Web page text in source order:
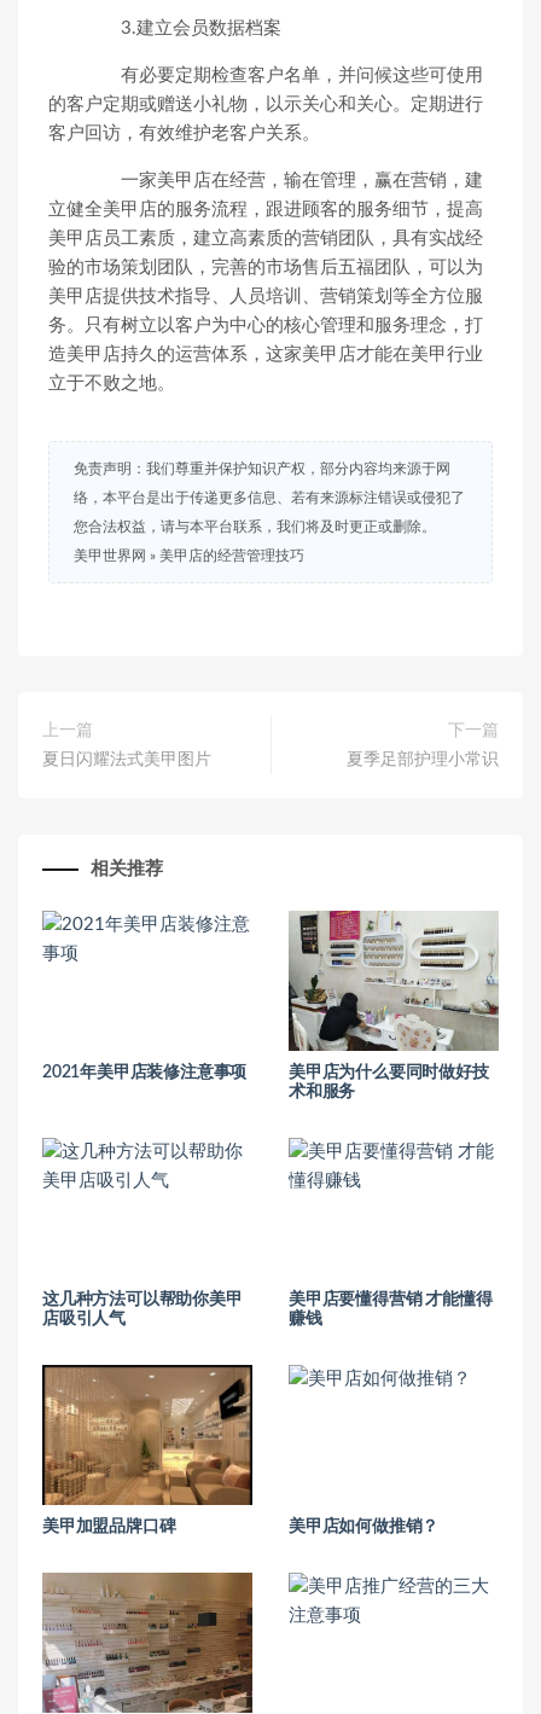
3.建立会员数据档案
有必要定期检查客户名单，并问候这些可使用
的客户定期或赠送小礼物，以示关心和关心。定期进行
客户回访，有效维护老客户关系。
一家美甲店在经营，输在管理，赢在营销，建
立健全美甲店的服务流程，跟进顾客的服务细节，提高
美甲店员工素质，建立高素质的营销团队，具有实战经
验的市场策划团队，完善的市场售后五福团队，可以为
美甲店提供技术指导、人员培训、营销策划等全方位服
务。只有树立以客户为中心的核心管理和服务理念，打
造美甲店持久的运营体系，这家美甲店才能在美甲行业
立于不败之地。
免责声明：我们尊重并保护知识产权，部分内容均来源于网
络，本平台是出于传递更多信息、若有来源标注错误或侵犯了
您合法权益，请与本平台联系，我们将及时更正或删除。
美甲世界网 » 美甲店的经营管理技巧
上一篇
夏日闪耀法式美甲图片
下一篇
夏季足部护理小常识
相关推荐
2021年美甲店装修注意事项
美甲店为什么要同时做好技
术和服务
这几种方法可以帮助你美甲
店吸引人气
美甲店要懂得营销 才能懂得
赚钱
美甲加盟品牌口碑 美甲店如何做推销？